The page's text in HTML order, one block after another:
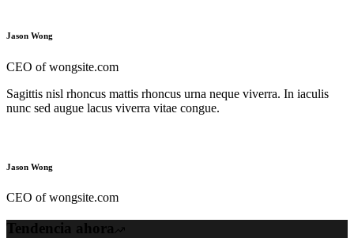
Jason Wong
CEO of wongsite.com
Sagittis nisl rhoncus mattis rhoncus urna neque viverra. In iaculis
nunc sed augue lacus viverra vitae congue.
Jason Wong
CEO of wongsite.com
Tendencia ahora